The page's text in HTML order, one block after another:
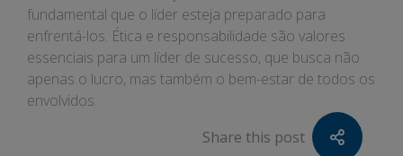
fundamental que o líder esteja preparado para
enfrentá-los. Ética e responsabilidade são valores
essenciais para um líder de sucesso, que busca não
apenas o lucro, mas também o bem-estar de todos os
envolvidos.
Share this post